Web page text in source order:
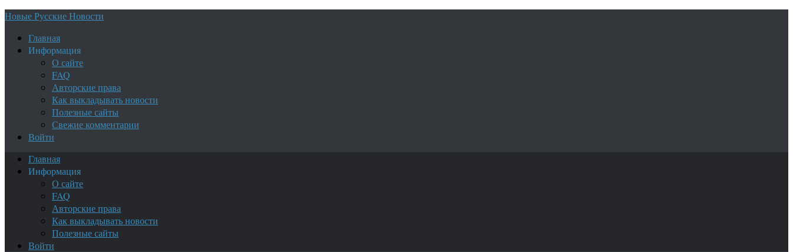
Новые Русские Новости
Главная
Информация
О сайте
FAQ
Авторские права
Как выкладывать новости
Полезные сайты
Свежие комментарии
Войти
Главная
Информация
О сайте
FAQ
Авторские права
Как выкладывать новости
Полезные сайты
Войти